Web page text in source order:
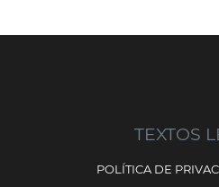
TEXTOS
POLÍTICA DE